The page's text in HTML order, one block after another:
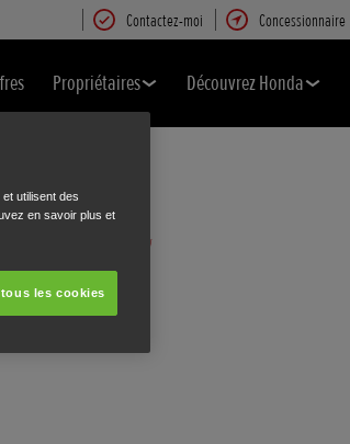
Contactez-moi Concessionnaire
Propriétaires Découvrez Honda
utilisent des
en savoir plus et
les cookies